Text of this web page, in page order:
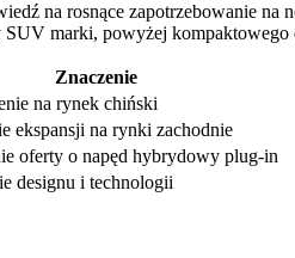
na rosnące zapotrzebowanie na
marki, powyżej
Znaczenie
na rynek chiński
ekspansji na rynki zachodnie
oferty o napęd hybrydowy plug-in
designu i technologii